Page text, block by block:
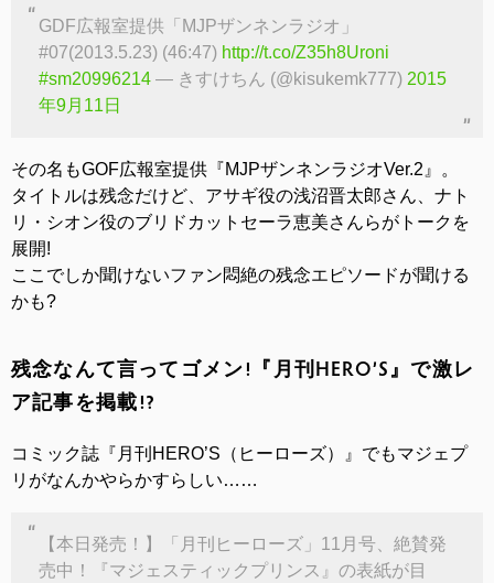
GDF広報室提供「MJPザンネンラジオ」
#07(2013.5.23) (46:47) http://t.co/Z35h8Uroni
#sm20996214 — きすけちん (@kisukemk777) 2015
年9月11日
その名もGOF広報室提供『MJPザンネンラジオVer.2』。
タイトルは残念だけど、アサギ役の浅沼晋太郎さん、ナト
リ・シオン役のブリドカットセーラ恵美さんらがトークを
展開!
ここでしか聞けないファン悶絶の残念エピソードが聞ける
かも?
残念なんて言ってゴメン!『月刊HERO’S』で激レ
ア記事を掲載!?
コミック誌『月刊HERO’S（ヒーローズ）』でもマジェプ
リがなんかやらかすらしい……
【本日発売！】「月刊ヒーローズ」11月号、絶賛発
売中！『マジェスティックプリンス』の表紙が目